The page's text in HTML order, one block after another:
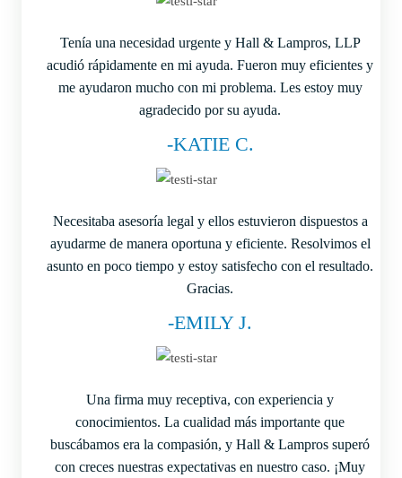
Tenía una necesidad urgente y Hall & Lampros, LLP
acudió rápidamente en mi ayuda. Fueron muy eficientes y
me ayudaron mucho con mi problema. Les estoy muy
agradecido por su ayuda.
-KATIE C.
Necesitaba asesoría legal y ellos estuvieron dispuestos a
ayudarme de manera oportuna y eficiente. Resolvimos el
asunto en poco tiempo y estoy satisfecho con el resultado.
Gracias.
-EMILY J.
Una firma muy receptiva, con experiencia y
conocimientos. La cualidad más importante que
buscábamos era la compasión, y Hall & Lampros superó
con creces nuestras expectativas en nuestro caso. ¡Muy